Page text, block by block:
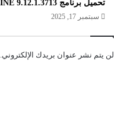
تحميل برنامج LINE 9.12.1.3713
سبتمبر 17, 2025
لن يتم نشر عنوان بريدك الإلكتروني.